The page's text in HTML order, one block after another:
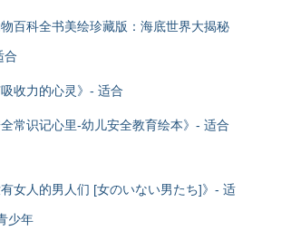
百科全书美绘珍藏版：海底世界大揭秘
合
收力的心灵》- 适合
常识记心里-幼儿安全教育绘本》- 适合
女人的男人们 [女のいない男たち]》- 适
少年